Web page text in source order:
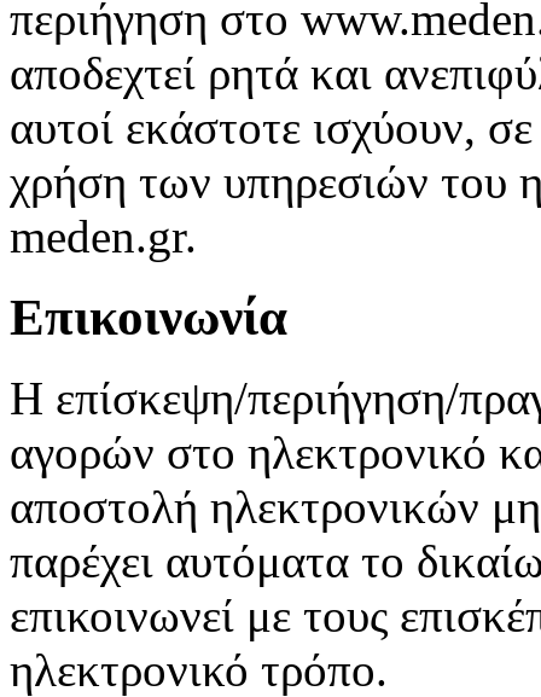
περιήγηση στο
αποδεχτεί ρητά και
αυτοί εκάστοτε ισχύουν,
χρήση των υπηρεσιών του
meden.gr.
Επικοινωνία
Η επίσκεψη/περιήγηση/
αγορών στο ηλεκτρονικό
αποστολή ηλεκτρονικών
παρέχει αυτόματα το
επικοινωνεί με τους
ηλεκτρονικό τρόπο.